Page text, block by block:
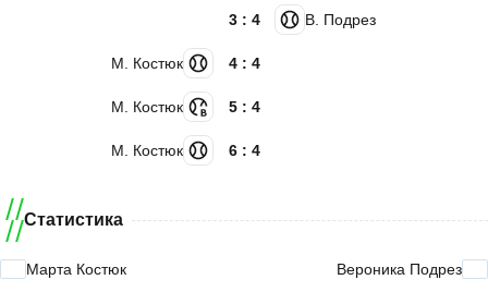
В. Подрез
3 : 4
М. Костюк 4 : 4
М. Костюк 5 : 4
М. Костюк 6 : 4
Статистика
Марта Костюк Вероника Подрез